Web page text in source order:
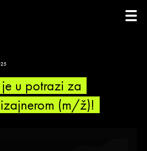
je u potrazi za
(m/ž)!